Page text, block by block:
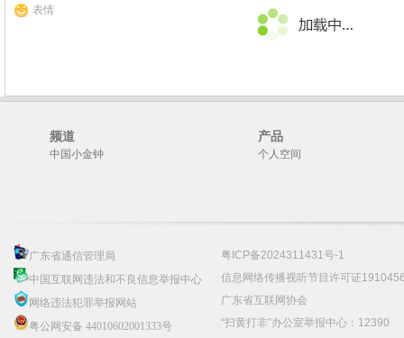
表情
频道
中国小金钟
产品
个人空间
广东省通信管理局
中国互联网违法和不良信息举报中心
网络违法犯罪举报网站
粤公网安备 44010602001333号
粤ICP备2024311431号-1
信息网络传播视听节目许可证
广东省互联网协会
“扫黄打非”办公室举报中心：12390